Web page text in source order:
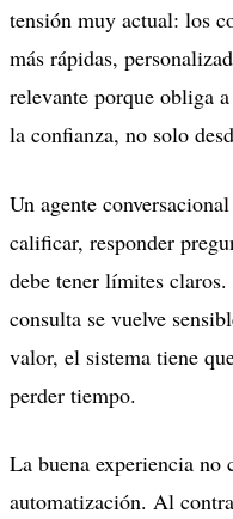
tensión muy actual: los
más rápidas,
relevante porque obliga
la confianza, no solo
Un agente
calificar, responder
debe tener límites
consulta se vuelve
valor, el sistema tiene
perder tiempo.
La buena experiencia no
automatización. Al